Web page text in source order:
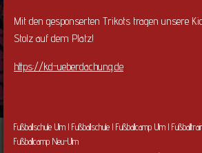
Mit den gesponserten Trikots tragen unsere
Stolz auf dem Platz!
https://kd-ueberdachung.de
Fußballschule Ulm l Fußballschule l Fußballcamp Ulm l
Fußballcamp Neu-Ulm